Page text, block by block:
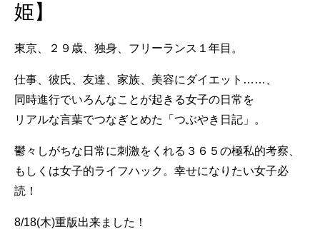
姫】
東京、２９歳、独身、フリーランス１年目。
仕事、彼氏、友達、家族、美容にダイエット……、
同時進行でいろんなことが起きる女子の日常を
リアルな言葉でつなぎとめた「つぶやき日記」。
鬱々しがちな日常に刺激をくれる３６５の極私的考察、
もしくは女子的ライフハック。幸せになりたい女子必
読！
8/18(木)重版出来ました！